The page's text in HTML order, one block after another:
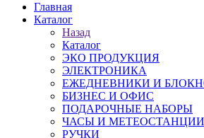
Главная
Каталог
Назад
Каталог
ЭКО ПРОДУКЦИЯ
ЭЛЕКТРОНИКА
ЕЖЕДНЕВНИКИ И
БИЗНЕС И ОФИС
ПОДАРОЧНЫЕ НАБОРЫ
ЧАСЫ И МЕТЕОСТАНЦИИ
РУЧКИ